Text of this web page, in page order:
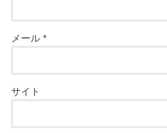
メール*
サイト